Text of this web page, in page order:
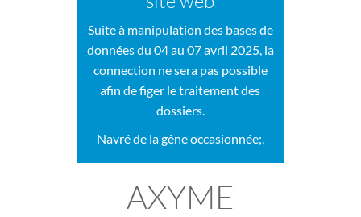
Suite à manipulation des bases de
données du 04 au 07 avril 2025, la
connection ne sera pas possible
afin de figer le traitement des
dossiers.
Navré de la gêne occasionnée;.
AXYME